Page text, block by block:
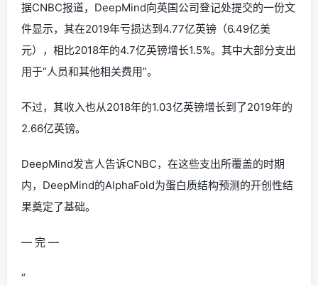
据CNBC报道，DeepMind向英国公司登记处提交的一份文
件显示，其在2019年亏损达到4.77亿英镑（6.49亿美
元），相比2018年的4.7亿英镑增长1.5%。其中大部分支出
用于“人员和其他相关费用”。
不过，其收入也从2018年的1.03亿英镑增长到了2019年的
2.66亿英镑。
DeepMind发言人告诉CNBC，在这些支出所覆盖的时期
内，DeepMind的AlphaFold为蛋白质结构预测的开创性结
果奠定了基础。
— 完 —
“